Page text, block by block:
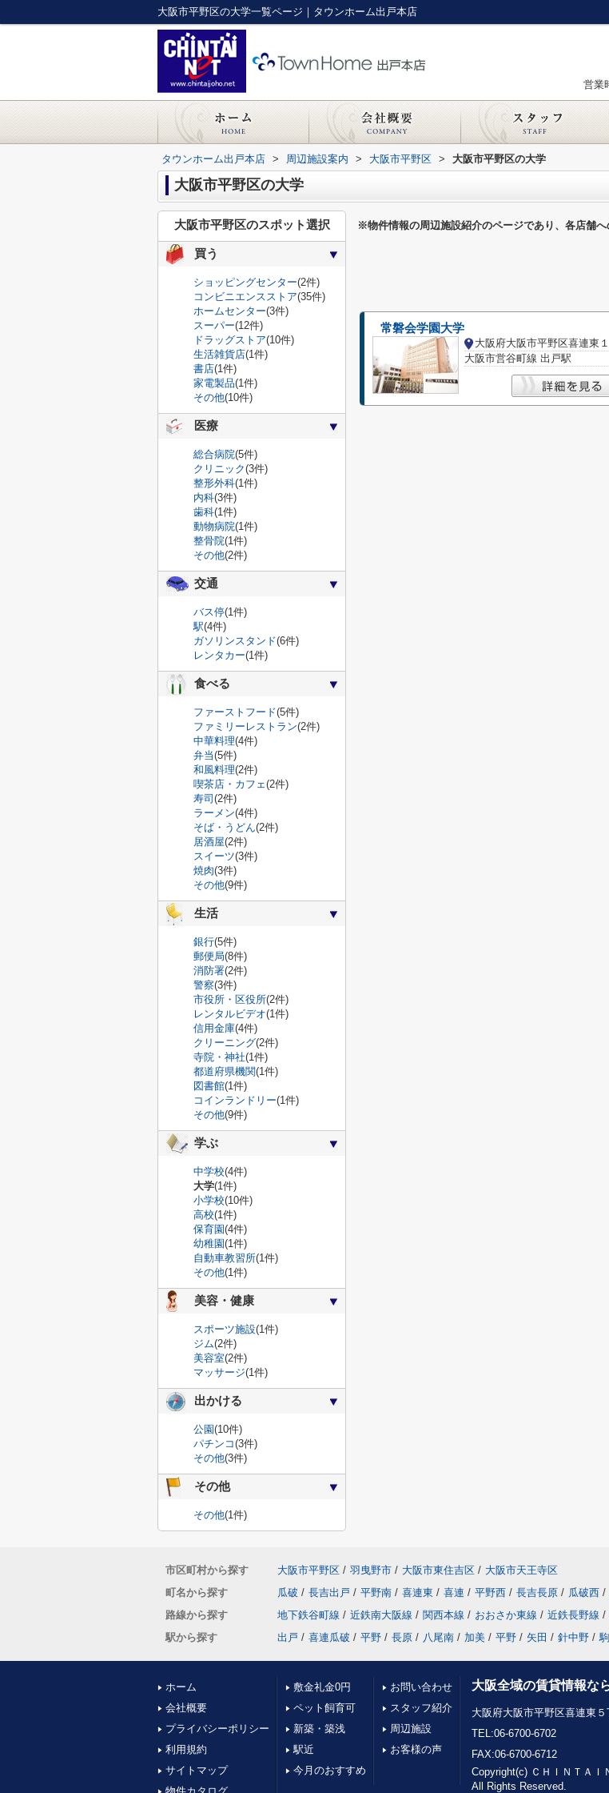
大阪市平野区の大学一覧ページ｜タウンホーム出戸本店
営業
タウンホーム出戸本店 > 周辺施設案内 > 大阪市平野区 > 大阪市平野区の大学
大阪市平野区の大学
※物件情報の周辺施設紹介のページであり、各店舗へ
常磐会学園大学
大阪市営谷町線 出戸駅
大阪市平野区のスポット選択
買う
ショッピングセンター(2件)
コンビニエンスストア(35件)
ホームセンター(3件)
スーパー(12件)
ドラッグストア(10件)
生活雑貨店(1件)
書店(1件)
家電製品(1件)
その他(10件)
医療
総合病院(5件)
クリニック(3件)
整形外科(1件)
内科(3件)
歯科(1件)
動物病院(1件)
整骨院(1件)
その他(2件)
交通
バス停(1件)
駅(4件)
ガソリンスタンド(6件)
レンタカー(1件)
食べる
ファーストフード(5件)
ファミリーレストラン(2件)
中華料理(4件)
弁当(5件)
和風料理(2件)
喫茶店・カフェ(2件)
寿司 (2件)
ラーメン(4件)
そば・うどん(2件)
居酒屋(2件)
スイーツ(3件)
焼肉(3件)
その他(9件)
生活
銀行(5件)
郵便局(8件)
消防署(2件)
警察(3件)
市役所・区役所(2件)
レンタルビデオ(1件)
信用金庫(4件)
クリーニング(2件)
寺院・神社(1件)
都道府県機関(1件)
図書館(1件)
コインランドリー(1件)
その他(9件)
学ぶ
中学校(4件)
大学(1件)
小学校(10件)
高校(1件)
保育園(4件)
幼稚園(1件)
自動車教習所(1件)
その他(1件)
美容・健康
スポーツ施設(1件)
ジム(2件)
美容室(2件)
マッサージ(1件)
出かける
公園(10件)
パチンコ(3件)
その他(3件)
その他
その他(1件)
市区町村から探す 大阪市平野区 / 羽曳野市 / 大阪市東住吉区 / 大阪市天王寺区
町名から探す
瓜破 / 長吉出戸 / 平野南 / 喜連東 / 喜連 / 平野西 / 長吉長原 / 瓜破西 /
路線から探す
地下鉄谷町線 / 近鉄南大阪線 / 関西本線 / おおさか東線 / 近鉄長野線 /
駅から探す
出戸 / 喜連瓜破 / 平野 / 長原 / 八尾南 / 加美 / 平野 / 矢田 / 針中野 /
ホーム
会社概要
プライバシーポリシー
利用規約
サイトマップ
敷金礼金0円
ペット飼育可
新築・築浅
駅近
今月のおすすめ
お問い合わせ
スタッフ紹介
周辺施設
お客様の声
大阪全域の賃貸情報な
大阪府大阪市平野区喜連東
TEL:06-6700-6702
FAX:06-6700-6712
Copyright(c) ＣＨＩＮＴＡＩ
All Rights Reserved.